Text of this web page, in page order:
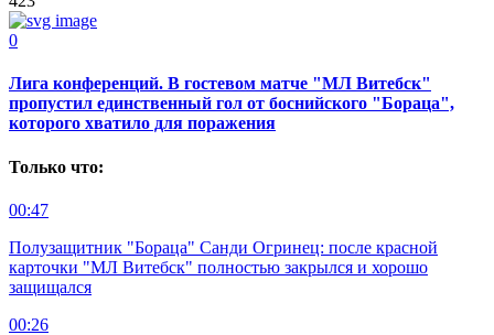
0
Лига конференций. В гостевом матче "МЛ Витебск"
пропустил единственный гол от боснийского "Бораца",
которого хватило для поражения
Только что:
00:47
Полузащитник "Бораца" Санди Огринец: после красной
карточки "МЛ Витебск" полностью закрылся и хорошо
защищался
00:26